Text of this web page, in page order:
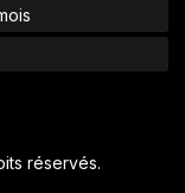
réservés.